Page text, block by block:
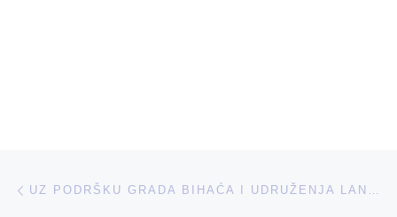
Post navigation UZ PODRŠKU GRADA BIHAĆA I UDRUŽENJA LAN MLADI ĆE BITI BLIŽI DRUŠTVENIM PROCESIMA